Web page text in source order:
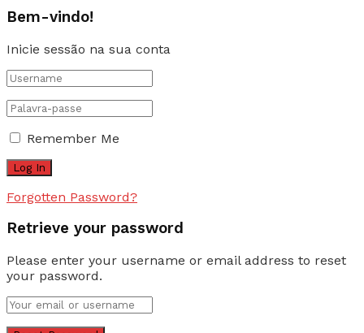
Bem-vindo!
Inicie sessão na sua conta
Remember Me
Forgotten Password?
Retrieve your password
Please enter your username or email address to reset
your password.